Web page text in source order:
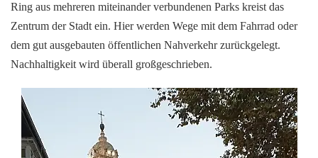
Ring aus mehreren miteinander verbundenen Parks kreist das
Zentrum der Stadt ein. Hier werden Wege mit dem Fahrrad oder
dem gut ausgebauten öffentlichen Nahverkehr zurückgelegt.
Nachhaltigkeit wird überall großgeschrieben.